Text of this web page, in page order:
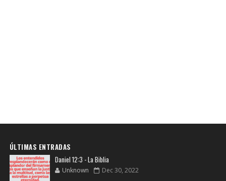
ÚLTIMAS ENTRADAS
Daniel 12:3 - La Biblia
Unknown Dec 30, 2022